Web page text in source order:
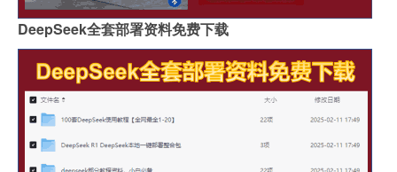
DeepSeek全套部署资料免费下载